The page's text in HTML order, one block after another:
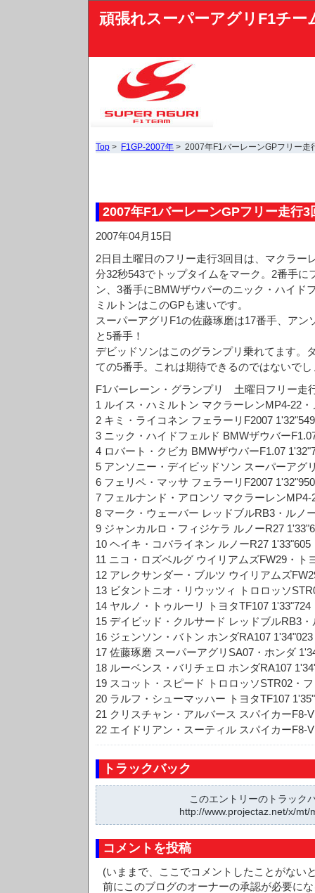
頑張れスーパーアグリF1チー
Top > F1GP-2007年 > 2007年F1バーレーンGPフリー走
2007年F1バーレーンGPフリー走行3
2007年04月15日
2日目土曜日のフリー走行3回目は、マクラー
分32秒543でトップタイムをマーク。2番手に
ン、3番手にBMWザウバーのニック・ハイド
ミルトンはこのGPも速いです。
スーパーアグリF1の佐藤琢磨は17番手、アン
と5番手！
デビッドソンはこのグランプリ乗れてます。
ての5番手。これは期待できるのではないでし
F1バーレーン・グランプリ 土曜日フリー走
1 ルイス・ハミルトン マクラーレンMP4-22
2 キミ・ライコネン フェラーリF2007 1'32"549
3 ニック・ハイドフェルド BMWザウバー
4 ロバート・クビカ BMWザウバーF1.07
5 アンソニー・デイビッドソン スーパーアグ
6 フェリペ・マッサ フェラーリF2007 1'32"950
7 フェルナンド・アロンソ マクラーレンMP4-
8 マーク・ウェーバー レッドブルRB3・ルノ
9 ジャンカルロ・フィジケラ ルノーR27
10 ヘイキ・コバライネン ルノーR27 1'33"605
11 ニコ・ロズベルグ ウイリアムズFW29・ト
12 アレクサンダー・ブルツ ウイリアムズ
13 ビタントニオ・リウッツィ トロロッソ
14 ヤルノ・トゥルーリ トヨタTF107 1'33"724
15 デイビッド・クルサード レッドブルRB3・
16 ジェンソン・バトン ホンダRA107 1'34"023
17 佐藤琢磨 スーパーアグリSA07・ホンダ
18 ルーベンス・バリチェロ ホンダRA107
19 スコット・スピード トロロッソSTR02・
20 ラルフ・シューマッハー トヨタTF107
21 クリスチャン・アルバース スパイカーF8-
22 エイドリアン・スーティル スパイカーF8-
トラックバック
このエントリーのトラック
http://www.projectaz.net/x/mt/
コメントを投稿
(いままで、ここでコメントしたことがない
前にこのブログのオーナーの承認が必要に